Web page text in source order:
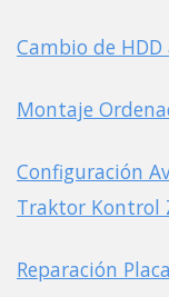
Cambio de HDD
Montaje
Configuración
Traktor Kontrol
Reparación